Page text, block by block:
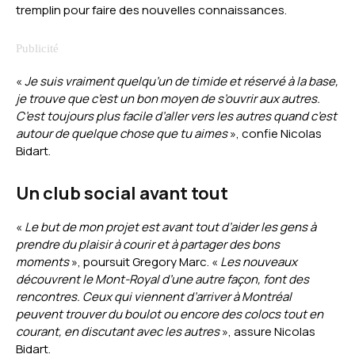
tremplin pour faire des nouvelles connaissances.
«Je suis vraiment quelqu’un de timide et réservé à la base,
je trouve que c’est un bon moyen de s’ouvrir aux autres.
C’est toujours plus facile d’aller vers les autres quand c’est
autour de quelque chose que tu aimes», confie Nicolas
Bidart.
Un club social avant tout
« Le but de mon projet est avant tout d’aider les gens à
prendre du plaisir à courir et à partager des bons
moments», poursuit Gregory Marc. « Les nouveaux
découvrent le Mont-Royal d’une autre façon, font des
rencontres. Ceux qui viennent d’arriver à Montréal
peuvent trouver du boulot ou encore des colocs tout en
courant, en discutant avec les autres», assure Nicolas
Bidart.